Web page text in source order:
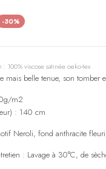
-30%
100% viscose satinée oeko-tex
mais belle tenue, son tomber
m2
: 140 cm
Neroli, fond anthracite
: Lavage à 30°C, de